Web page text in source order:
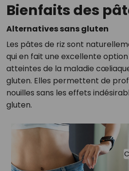
Bienfaits des
Alternatives sans gluten
Les pâtes de riz sont
qui en fait une excellente
atteintes de la maladie
gluten. Elles permettent de
nouilles sans les effets
gluten.